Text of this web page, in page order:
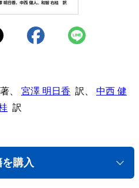
著、 宮澤 明日香 訳、 中西 健
訳
購入